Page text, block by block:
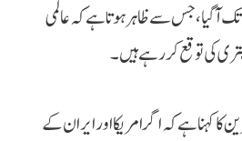
فی بیرل تک آ گیا، جس سے ظاہر ہوتا ہے کہ عالمی
کی توقع کر رہے ہیں۔
کا کہنا ہے کہ اگر امریکا اور ایران کے